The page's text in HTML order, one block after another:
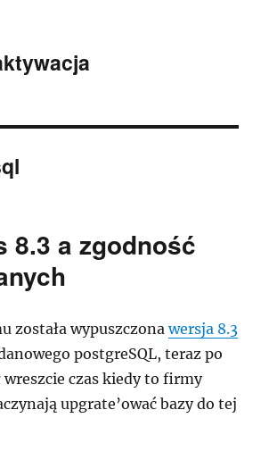
8.3 a zgodność
została wypuszczonawersja 8.3
postgreSQL, teraz po
wreszcie czas kiedy to firmy
upgrate’ować bazy do tej